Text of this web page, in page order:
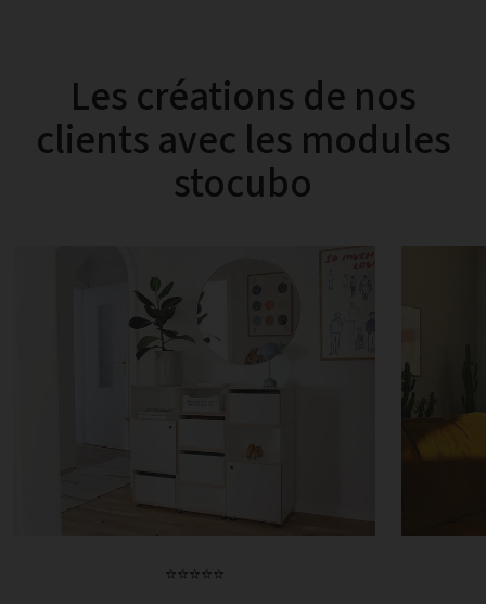
Les créations de nos
clients avec les modules
stocubo
⭐⭐⭐⭐⭐